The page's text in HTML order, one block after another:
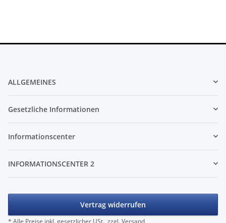
ALLGEMEINES
Gesetzliche Informationen
Informationscenter
INFORMATIONSCENTER 2
Vertrag widerrufen
* Alle Preise inkl. gesetzlicher USt., zzgl. Versand